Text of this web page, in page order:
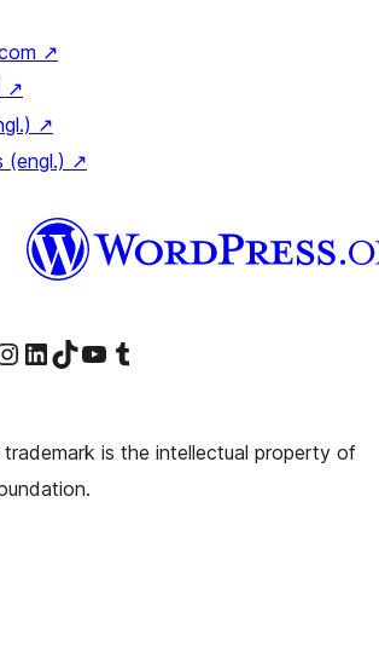
↗
↗
↗
(engl.) ↗
besuchenbesuchen
von WordPress.org besuchen
Instagram-Konto von WordPress.org besuchen
Das LinkedIn-Konto von WordPress.org besuchen
Das TikTok-Konto von WordPress.org besuchen
Den YouTube-Kanal von WordPress.org besuchen
Das Tumblr-Konto von WordPress.org besuchen
is the intellectual property of